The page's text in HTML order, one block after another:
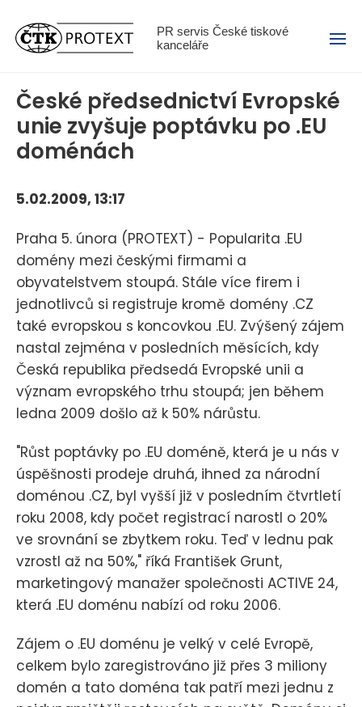
PR servis České tiskové
kanceláře
Menu
České předsednictví Evropské
unie zvyšuje poptávku po .EU
doménách
5.02.2009, 13:17
Praha 5. února (PROTEXT) - Popularita .EU
domény mezi českými firmami a
obyvatelstvem stoupá. Stále více firem i
jednotlivců si registruje kromě domény .CZ
také evropskou s koncovkou .EU. Zvýšený zájem
nastal zejména v posledních měsících, kdy
Česká republika předsedá Evropské unii a
význam evropského trhu stoupá; jen během
ledna 2009 došlo až k 50% nárůstu.
"Růst poptávky po .EU doméně, která je u nás v
úspěšnosti prodeje druhá, ihned za národní
doménou .CZ, byl vyšší již v posledním čtvrtletí
roku 2008, kdy počet registrací narostl o 20%
ve srovnání se zbytkem roku. Teď v lednu pak
vzrostl až na 50%," říká František Grunt,
marketingový manažer společnosti ACTIVE 24,
která .EU doménu nabízí od roku 2006.
Zájem o .EU doménu je velký v celé Evropě,
celkem bylo zaregistrováno již přes 3 miliony
domén a tato doména tak patří mezi jednu z